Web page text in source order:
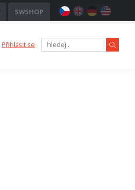
SWSHOP
Přihlásit se